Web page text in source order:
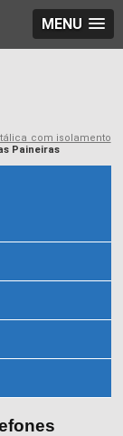
MENU
com isolamento
Paineiras